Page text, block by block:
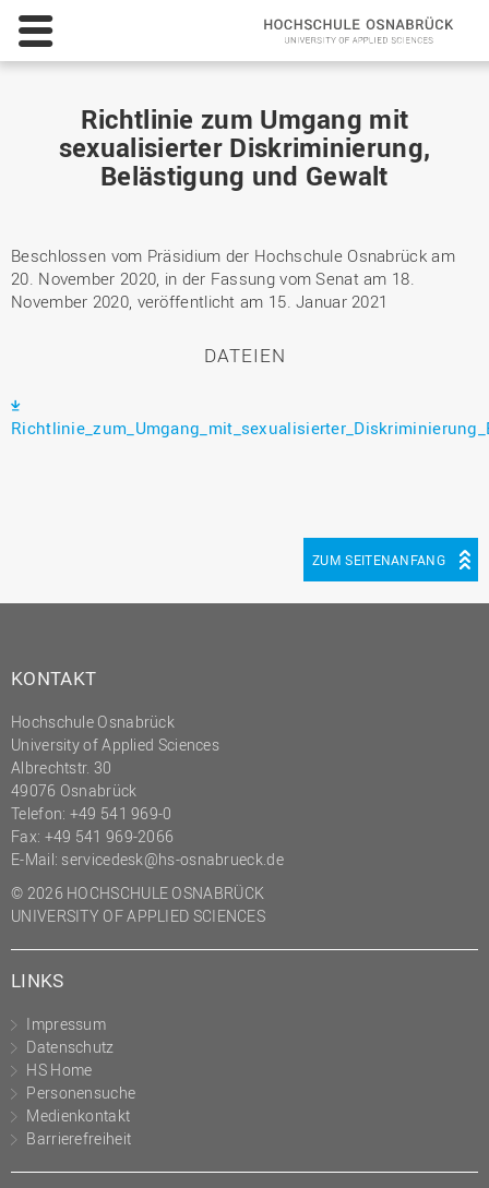
Richtlinie zum Umgang mit
sexualisierter Diskriminierung,
Belästigung und Gewalt
Beschlossen vom Präsidium der Hochschule Osnabrück am
20. November 2020, in der Fassung vom Senat am 18.
November 2020, veröffentlicht am 15. Januar 2021
DATEIEN
ZUM SEITENANFANG
KONTAKT
Hochschule Osnabrück
University of Applied Sciences
Albrechtstr. 30
49076 Osnabrück
Telefon: +49 541 969-0
Fax: +49 541 969-2066
E-Mail: servicedesk@hs-osnabrueck.de
© 2026 HOCHSCHULE OSNABRÜCK
UNIVERSITY OF APPLIED SCIENCES
LINKS
Impressum
Datenschutz
HS Home
Personensuche
Medienkontakt
Barrierefreiheit